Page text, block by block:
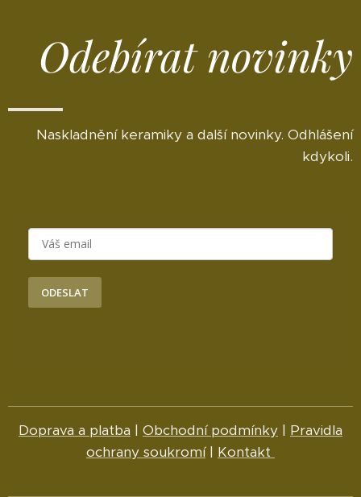
Odebírat novinky
Naskladnění keramiky a další novinky. Odhlášení
kdykoli.
ODESLAT
Doprava a platba | Obchodní podmínky | Pravidla
ochrany soukromí| Kontakt